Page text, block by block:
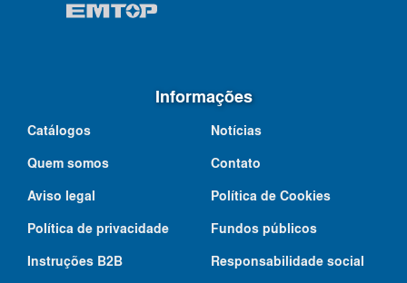
Informações
Catálogos
Notícias
Quem somos
Contato
Aviso legal
Política de Cookies
Política de privacidade
Fundos públicos
Instruções B2B
Responsabilidade social